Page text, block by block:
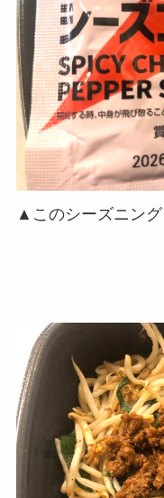
▲このシーズニング